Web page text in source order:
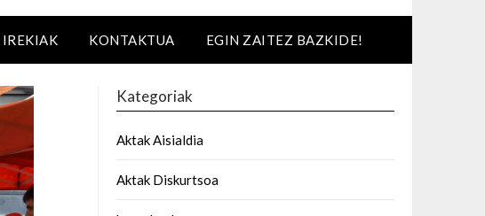
IREKIAK KONTAKTUA EGIN ZAITEZ BAZKIDE!
Kategoriak
Aktak Aisialdia
Aktak Diskurtsoa